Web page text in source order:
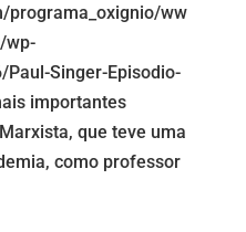
programa_oxignio/ww
wp-
Singer-Episodio-
importantes
que teve uma
como professor